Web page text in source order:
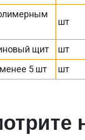
шт
щит шт
5 шт
шт